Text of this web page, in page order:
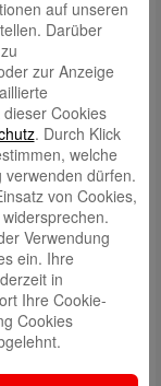
Damit auch
schnellen und
Die wichtigsten
aufbereitet.
14. Mai, in den
an der Kasse
22.05. 14-18 Uhr.
Hadeln gestärkt
Ukraine unterstützt
auf unseren
Darüber
zur Anzeige
Cookies
. Durch Klick
welche
verwenden dürfen.
von Cookies,
Verwendung
ein. Ihre
in
Ihre Cookie-
Cookies